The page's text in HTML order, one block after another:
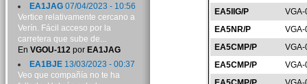
EA5IIG/P
EA5NR/P
EA5CMP/P
EA5CMP/P
EA1JAG07/04/2023 - 10:56
Vertice relativamente cercano a
Verín. Fácil acceso por la
carretera que sube de...
En VGOU-112por EA1JAG
EA1BJE13/03/2023 - 00:37
Veo que compañía no te ha